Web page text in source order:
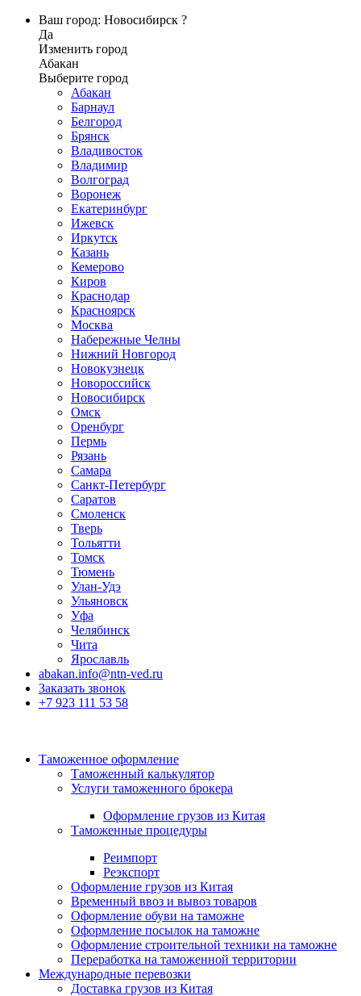
Ваш город: Новосибирск ?
Да
Изменить город
Абакан
Выберите город
Абакан
Барнаул
Белгород
Брянск
Владивосток
Владимир
Волгоград
Воронеж
Екатеринбург
Ижевск
Иркутск
Казань
Кемерово
Киров
Краснодар
Красноярск
Москва
Набережные Челны
Нижний Новгород
Новокузнецк
Новороссийск
Новосибирск
Омск
Оренбург
Пермь
Рязань
Самара
Санкт-Петербург
Саратов
Смоленск
Тверь
Тольятти
Томск
Тюмень
Улан-Удэ
Ульяновск
Уфа
Челябинск
Чита
Ярославль
abakan.info@ntn-ved.ru
Заказать звонок
+7 923 111 53 58
Таможенное оформление
Таможенный калькулятор
Услуги таможенного брокера
Оформление грузов из Китая
Таможенные процедуры
Реимпорт
Реэкспорт
Оформление грузов из Китая
Временный ввоз и вывоз товаров
Оформление обуви на таможне
Оформление посылок на таможне
Оформление строительной техники на таможне
Переработка на таможенной территории
Международные перевозки
Доставка грузов из Китая